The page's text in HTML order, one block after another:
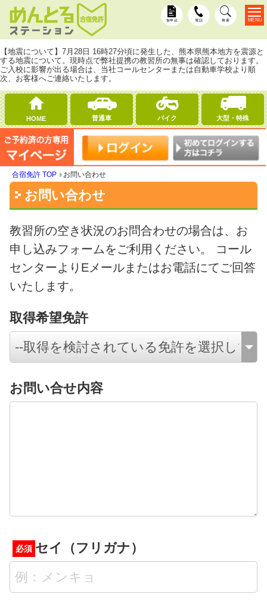
仮申込 電話 検索
【地震について】7月28日 16時27分頃に発生した、熊本県熊本地方を震源と
する地震について。現時点で弊社提携の教習所の無事は確認しております。
ご入校に影響が出る場合は、当社コールセンターまたは自動車学校より順
次、お客様へご連絡いたします。
HOME 普通車 バイク 大型・特殊
MENU
合宿免許 TOP お問い合わせ
お問い合わせ
教習所の空き状況のお問合わせの場合は、お
申し込みフォームをご利用ください。 コール
センターよりEメールまたはお電話にてご回答
いたします。
取得希望免許
お問い合せ内容
必須 セイ（フリガナ）